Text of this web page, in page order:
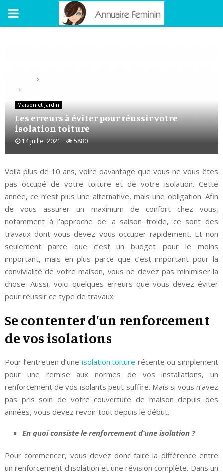
PRIMARY
Maison et Jardin
Les erreurs à éviter pour réussir votre
isolation toiture
14 juillet 2021 5880
Voilà plus de 10 ans, voire davantage que vous ne vous êtes
pas occupé de votre toiture et de votre isolation. Cette
année, ce n’est plus une alternative, mais une obligation. Afin
de vous assurer un maximum de confort chez vous,
notamment à l’approche de la saison froide, ce sont des
travaux dont vous devez vous occuper rapidement. Et non
seulement parce que c’est un budget pour le moins
important, mais en plus parce que c’est important pour la
convivialité de votre maison, vous ne devez pas minimiser la
chose. Aussi, voici quelques erreurs que vous devez éviter
pour réussir ce type de travaux.
Se contenter d’un renforcement
de vos isolations
Pour l’entretien d’une isolation toiture récente ou simplement
pour une remise aux normes de vos installations, un
renforcement de vos isolants peut suffire. Mais si vous n’avez
pas pris soin de votre couverture de maison depuis des
années, vous devez revoir tout depuis le début.
En quoi consiste le renforcement d’une isolation ?
Pour commencer, vous devez donc faire la différence entre
un renforcement d’isolation et une révision complète. Dans un